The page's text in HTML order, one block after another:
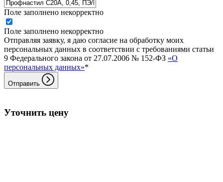
Поле заполнено некорректно
Поле заполнено некорректно
Отправляя заявку, я даю согласие на обработку моих
персональных данных в соответствии с требованиями статьи
9 Федерального закона от 27.07.2006 № 152-ФЗ «О
персональных данных»*
Отправить
Уточнить цену